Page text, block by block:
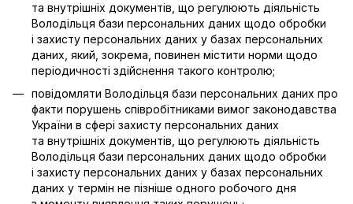
та внутрішніх документів, що регулюють діяльність
Володільця бази персональних даних щодо обробки
і захисту персональних даних у базах персональних
даних, який, зокрема, повинен містити норми щодо
періодичності здійснення такого контролю;
повідомляти Володільця бази персональних даних про
факти порушень співробітниками вимог законодавства
України в сфері захисту персональних даних
та внутрішніх документів, що регулюють діяльність
Володільця бази персональних даних щодо обробки
і захисту персональних даних у базах персональних
даних у термін не пізніше одного робочого дня